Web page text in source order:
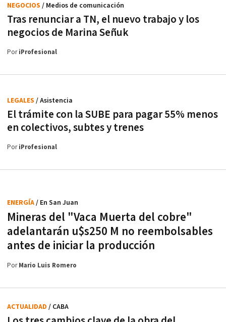
Tras renunciar a TN, el nuevo trabajo y los
negocios de Marina Señuk
NEGOCIOS / Medios de comunicación
PoriProfesional
El trámite con la SUBE para pagar 55% menos
en colectivos, subtes y trenes
LEGALES / Asistencia
PoriProfesional
Mineras del "Vaca Muerta del cobre"
adelantarán u$s250 M no reembolsables
antes de iniciar la producción
ENERGÍA/ En San Juan
PorMario Luis Romero
ACTUALIDAD / CABA